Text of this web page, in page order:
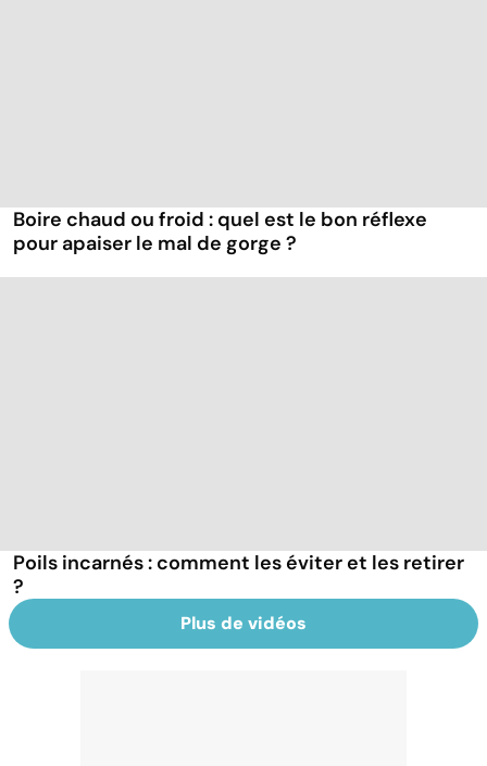
Boire chaud ou froid : quel est le bon réflexe
pour apaiser le mal de gorge ?
Poils incarnés : comment les éviter et les retirer
?
Plus de vidéos